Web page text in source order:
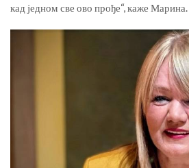
кад једном све ово прође“, каже Марина.